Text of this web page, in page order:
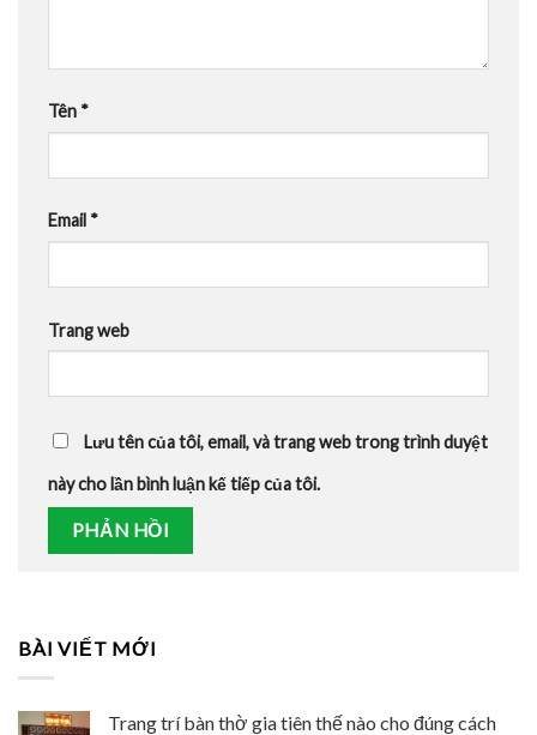
BÀI VIẾT MỚI
Trang trí bàn thờ gia tiên thế nào cho đúng cách
Tên *
Email *
Trang web
Lưu tên của tôi, email, và trang web trong trình duyệt
này cho lần bình luận kế tiếp của tôi.